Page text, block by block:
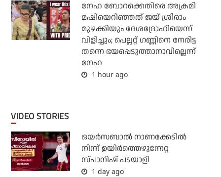
നേഹ ബോറക്കെതിരെ അക്രമി
മഷിയെറിഞ്ഞത് ജയ് ശ്രീരാം
മുഴക്കിയും ദേശദ്രോഹിയെന്ന്
വിളിച്ചും; പെല്ലറ്റ് ഗണ്ണിനെ നേരിട്ട
തന്നെ ഭയപ്പെടുത്താനാവില്ലെന്ന്
നേഹ
1 hour ago
VIDEO STORIES
ഒയര്‍സബാൽ നാണക്കേടിൽ
നിന്ന് ഉയിർത്തെഴുന്നേറ്റ
സ്പാനിഷ് പടയാളി
1 day ago